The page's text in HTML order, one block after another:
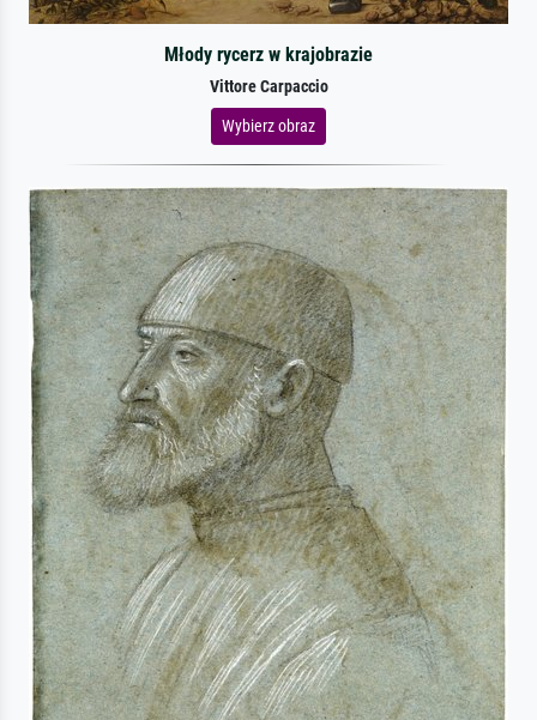
Młody rycerz w krajobrazie
Vittore Carpaccio
Wybierz obraz